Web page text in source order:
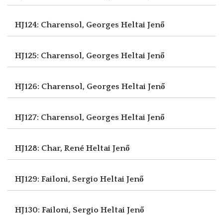
HJ124: Charensol, Georges Heltai Jenő
HJ125: Charensol, Georges Heltai Jenő
HJ126: Charensol, Georges Heltai Jenő
HJ127: Charensol, Georges Heltai Jenő
HJ128: Char, René Heltai Jenő
HJ129: Failoni, Sergio Heltai Jenő
HJ130: Failoni, Sergio Heltai Jenő